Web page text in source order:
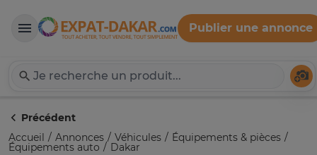
Expat-Dakar
Publier une annonce
Précédent
Accueil
Annonces Véhicules Équipements & pièces
Équipements auto Dakar